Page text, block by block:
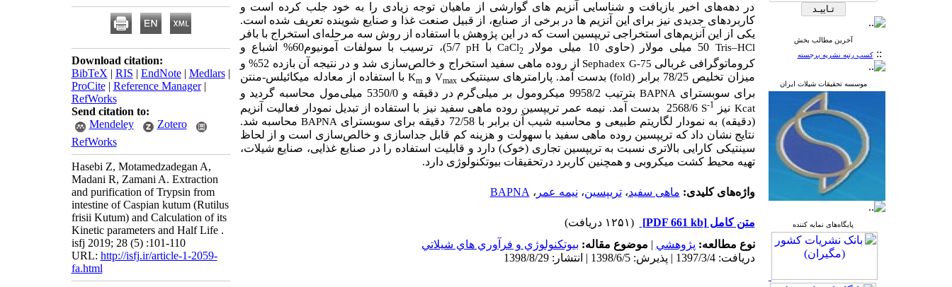
آخرین مطالب بخش
::کسب رتبه نشریه برجسته
موسسه تحقیقات شیلات ایران
پایگاه‌های نمایه کننده
در دهه‌های اخیر بازیافت و شناسایی آنزیم های گوارشی از ماهیان توجه زیادی را به خود جلب کرده است و
کاربردهای جدیدی نیز برای این آنزیم ها در برخی از صنایع، از قبیل صنعت غذا و صنایع شوینده تعریف شده است.
یکی از این آنزیم‌های استخراجی تریپسین است که در این پژوهش با استفاده از روش سه مرحله‌ای استخراج با بافر
Tris–HCl میلی مولار (حاوی 10 میلی مولار CaCl2 باpH
5/7)، ترسیب با سولفات آمونیوم60% اشباع و
کروماتوگرافی غربالی Sephadex G-75
از روده ماهی سفید استخراج و خالص‌سازی شد و در نتیجه آن بازده 52% و
میزان تخلیص 78/25 برابر (
fold) بدست آمد. پارامترهای سینتیکی Vmax و Km
با استفاده از معادله میکائیلس-منتن
برای سوبسترای BAPNA بترتیب 9958/2 میکرومول بر میلی‌گرم در دقیقه و5350/0 میلی‌مول محاسبه گردید و
Kcat نیز S-1
2568/6
بدست آمد. نیمه عمر تریپسین روده ماهی سفید نیز با استفاده از تبدیل نمودار فعالیت آنزیم
(دقیقه) به نمودار لگاریتم طبیعی و محاسبه شیب آن برابر با 72/58 دقیقه برای سوبسترای
BAPNA محاسبه شد.
نتایج نشان داد که تریپسین روده ماهی سفید با سهولت و هزینه کم قابل جداسازی و خالص‌سازی است و از لحاظ
سینتیکیکارایی بالاتری نسبت به تریپسین تجاری (خوک) دارد و قابلیت استفاده را در صنایع غذایی، صنایع شیلات،
تهیه محیط کشت میکروبی و همچنین کاربرد درتحقیقات بیوتکنولوژی دارد.
واژه‌های کلیدی: ماهی سفید،تریپسین، نیمه عمر ، BAPNA
متن کامل[PDF 661 kb]
(۱۲۵۱ دریافت)
نوع مطالعه: پژوهشي | موضوع مقاله: بيوتكنولوژي و فرآوري هاي شيلاتي
دریافت: 1397/3/4 | پذیرش: 1398/6/5 | انتشار: 1398/8/29
Download citation:
BibTeX | RIS | EndNote| Medlars|
ProCite| Reference Manager|
RefWorks
Send citation to:
Mendeley
Zotero
RefWorks
Hasebi Z, Motamedzadegan A,
Madani R, Zamani A. Extraction
and purification of Trypsin from
intestine of Caspian kutum (Rutilus
frisii Kutum) and Calculation of its
Kinetic parameters and Half Life .
isfj 2019; 28 (5) :101-110
URL: http://isfj.ir/article-1-2059-
fa.html